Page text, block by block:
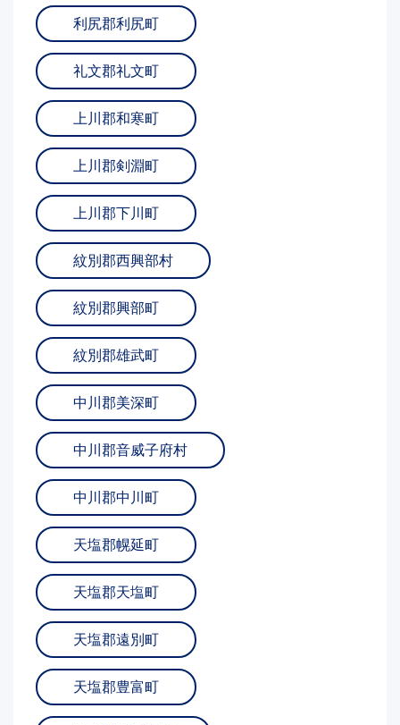
利尻郡利尻町
礼文郡礼文町
上川郡和寒町
上川郡剣淵町
上川郡下川町
紋別郡西興部村
紋別郡興部町
紋別郡雄武町
中川郡美深町
中川郡音威子府村
中川郡中川町
天塩郡幌延町
天塩郡天塩町
天塩郡遠別町
天塩郡豊富町